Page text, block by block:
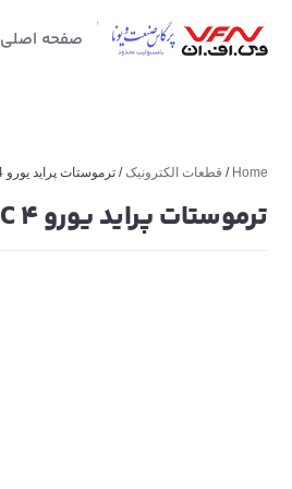
صفحه اصلی
Home
/ قطعات الکترونیک/ ترموستات پراید یورو 4 ETC
ترموستات پراید یورو 4 ETC